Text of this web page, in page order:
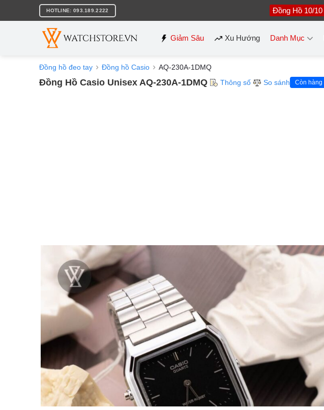
nội
HOTLINE: 093.189.2222 Đồng Hồ 10/10
Giảm Sâu Xu Hướng Danh Mục
Đồng hồ đeo tay Đồng hồ Casio AQ-230A-1DMQ
Đồng Hồ Casio Unisex AQ-230A-1DMQ Thông số So sánh Còn hàng